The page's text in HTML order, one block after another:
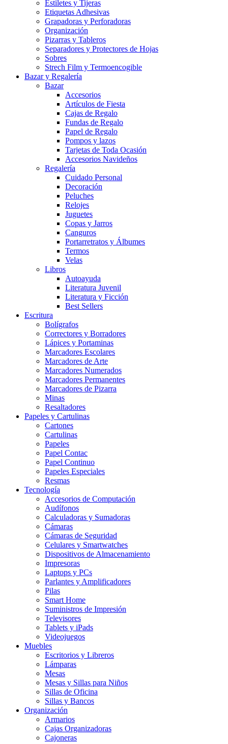
Estiletes y Tijeras
Etiquetas Adhesivas
Grapadoras y Perforadoras
Organización
Pizarras y Tableros
Separadores y Protectores de Hojas
Sobres
Strech Film y Termoencogible
Bazar y Regalería
Bazar
Accesorios
Artículos de Fiesta
Cajas de Regalo
Fundas de Regalo
Papel de Regalo
Pompos y lazos
Tarjetas de Toda Ocasión
Accesorios Navideños
Regalería
Cuidado Personal
Decoración
Peluches
Relojes
Juguetes
Copas y Jarros
Canguros
Portarretratos y Álbumes
Termos
Velas
Libros
Autoayuda
Literatura Juvenil
Literatura y Ficción
Best Sellers
Escritura
Bolígrafos
Correctores y Borradores
Lápices y Portaminas
Marcadores Escolares
Marcadores de Arte
Marcadores Numerados
Marcadores Permanentes
Marcadores de Pizarra
Minas
Resaltadores
Papeles y Cartulinas
Cartones
Cartulinas
Papeles
Papel Contac
Papel Continuo
Papeles Especiales
Resmas
Tecnología
Accesorios de Computación
Audífonos
Calculadoras y Sumadoras
Cámaras
Cámaras de Seguridad
Celulares y Smartwatches
Dispositivos de Almacenamiento
Impresoras
Laptops y PCs
Parlantes y Amplificadores
Pilas
Smart Home
Suministros de Impresión
Televisores
Tablets y iPads
Videojuegos
Muebles
Escritorios y Libreros
Lámparas
Mesas
Mesas y Sillas para Niños
Sillas de Oficina
Sillas y Bancos
Organización
Armarios
Cajas Organizadoras
Cajoneras